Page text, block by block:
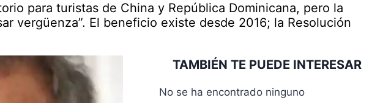
para turistas de China y República Dominicana, pero la
vergüenza”. El beneficio existe desde 2016; la Resolución
TAMBIÉN TE PUEDE INTERESAR
No se ha encontrado ninguno